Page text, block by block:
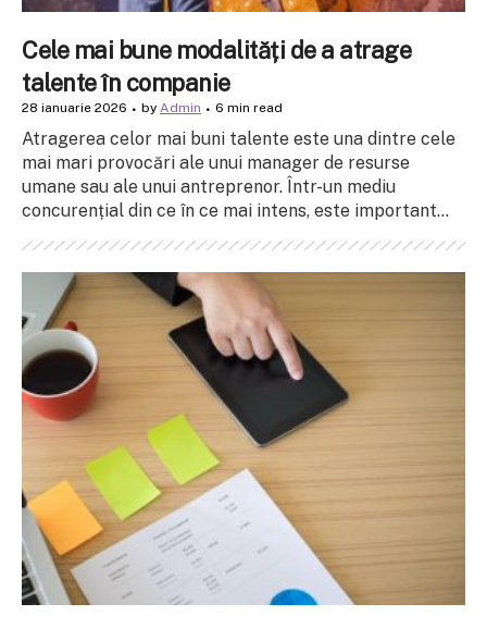
Cele mai bune modalități de a atrage
talente în companie
28 ianuarie 2026 by Admin 6 min read
Atragerea celor mai buni talente este una dintre cele
mai mari provocări ale unui manager de resurse
umane sau ale unui antreprenor. Într-un mediu
concurențial din ce în ce mai intens, este important...